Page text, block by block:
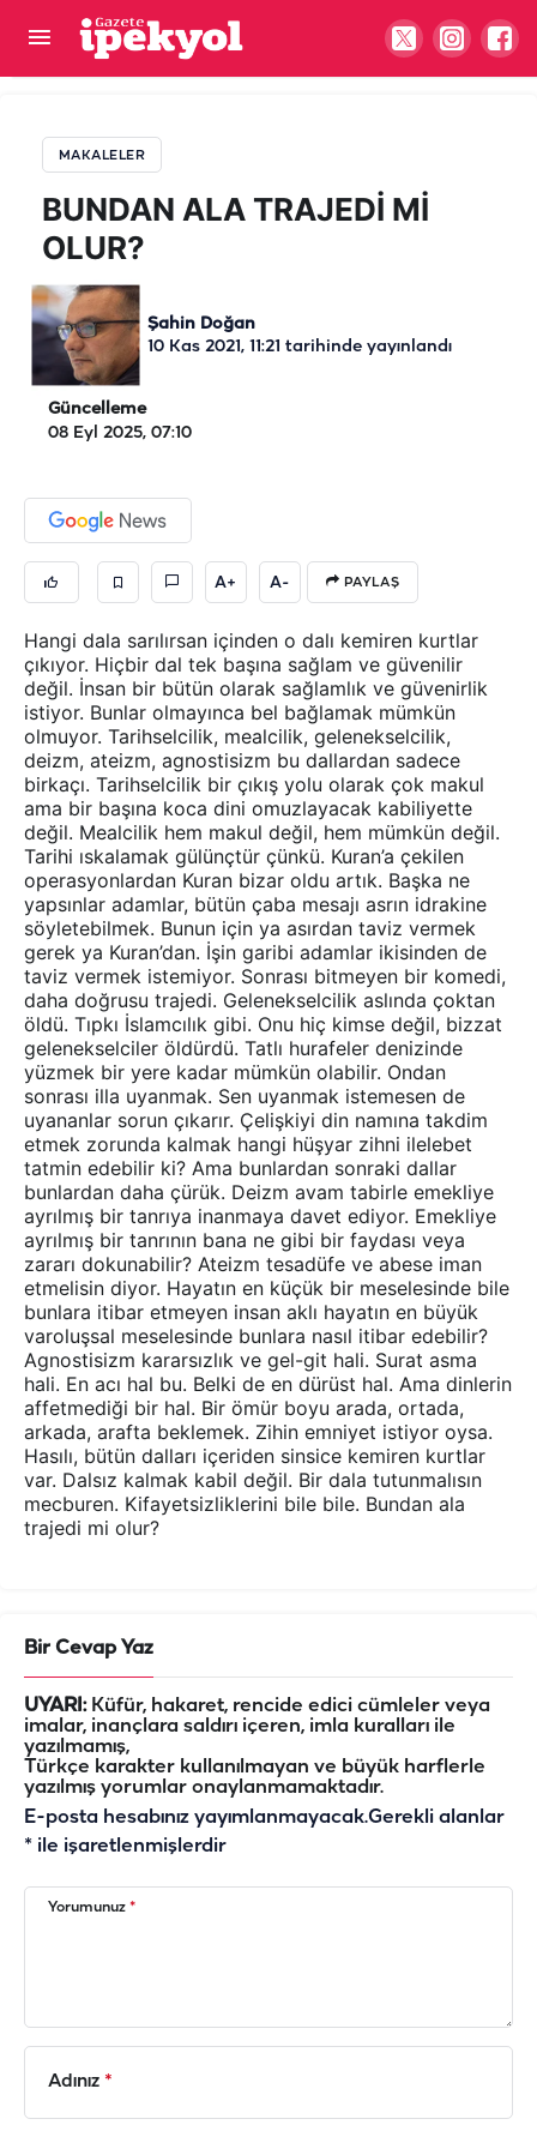
MAKALELER
BUNDAN ALA TRAJEDİ Mİ
OLUR?
Şahin Doğan
10 Kas 2021, 11:21 tarihinde yayınlandı
Güncelleme
08 Eyl 2025, 07:10
A+ A- PAYLAŞ
Hangi dala sarılırsan içinden o dalı kemiren kurtlar
çıkıyor. Hiçbir dal tek başına sağlam ve güvenilir
değil. İnsan bir bütün olarak sağlamlık ve güvenirlik
istiyor. Bunlar olmayınca bel bağlamak mümkün
olmuyor. Tarihselcilik, mealcilik, gelenekselcilik,
deizm, ateizm, agnostisizm bu dallardan sadece
birkaçı. Tarihselcilik bir çıkış yolu olarak çok makul
ama bir başına koca dini omuzlayacak kabiliyette
değil. Mealcilik hem makul değil, hem mümkün değil.
Tarihi ıskalamak gülünçtür çünkü. Kuran’a çekilen
operasyonlardan Kuran bizar oldu artık. Başka ne
yapsınlar adamlar, bütün çaba mesajı asrın idrakine
söyletebilmek. Bunun için ya asırdan taviz vermek
gerek ya Kuran’dan. İşin garibi adamlar ikisinden de
taviz vermek istemiyor. Sonrası bitmeyen bir komedi,
daha doğrusu trajedi. Gelenekselcilik aslında çoktan
öldü. Tıpkı İslamcılık gibi. Onu hiç kimse değil, bizzat
gelenekselciler öldürdü. Tatlı hurafeler denizinde
yüzmek bir yere kadar mümkün olabilir. Ondan
sonrası illa uyanmak. Sen uyanmak istemesen de
uyananlar sorun çıkarır. Çelişkiyi din namına takdim
etmek zorunda kalmak hangi hüşyar zihni ilelebet
tatmin edebilir ki? Ama bunlardan sonraki dallar
bunlardan daha çürük. Deizm avam tabirle emekliye
ayrılmış bir tanrıya inanmaya davet ediyor. Emekliye
ayrılmış bir tanrının bana ne gibi bir faydası veya
zararı dokunabilir? Ateizm tesadüfe ve abese iman
etmelisin diyor. Hayatın en küçük bir meselesinde bile
bunlara itibar etmeyen insan aklı hayatın en büyük
varoluşsal meselesinde bunlara nasıl itibar edebilir?
Agnostisizm kararsızlık ve gel-git hali. Surat asma
hali. En acı hal bu. Belki de en dürüst hal. Ama dinlerin
affetmediği bir hal. Bir ömür boyu arada, ortada,
arkada, arafta beklemek. Zihin emniyet istiyor oysa.
Hasılı, bütün dalları içeriden sinsice kemiren kurtlar
var. Dalsız kalmak kabil değil. Bir dala tutunmalısın
mecburen. Kifayetsizliklerini bile bile. Bundan ala
trajedi mi olur?
BUNDAN ALA TRAJEDİ Mİ OLUR?
Bir Cevap Yaz
UYARI:Küfür, hakaret, rencide edici cümleler veya
imalar, inançlara saldırı içeren, imla kuralları ile
yazılmamış,
Türkçe karakter kullanılmayan ve büyük harflerle
yazılmış yorumlar onaylanmamaktadır.
E-posta hesabınız yayımlanmayacak.Gerekli alanlar
* ile işaretlenmişlerdir
Yorumunuz *
Adınız *